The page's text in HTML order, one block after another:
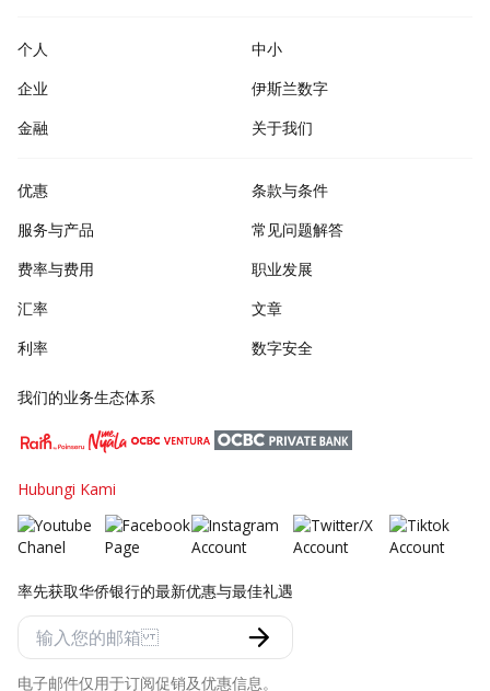
个人
中小
企业
伊斯兰数字
金融
关于我们
优惠
服务与产品
费率与费用
汇率
利率
条款与条件
常见问题解答
职业发展
文章
数字安全
我们的业务生态体系
Hubungi Kami
率先获取华侨银行的最新优惠与最佳礼遇
电子邮件仅用于订阅促销及优惠信息。